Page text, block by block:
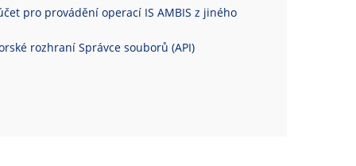
pro provádění operací IS AMBIS z jiného
rozhraní Správce souborů (API)